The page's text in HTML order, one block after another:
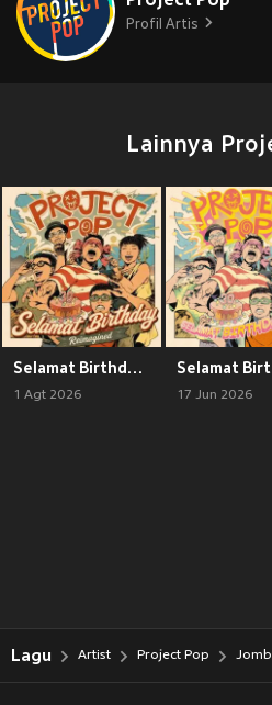
Profil Artis
Lainnya
Selamat Birthday (Reimagined)
1 Agt 2026
Selamat
17 Jun 2026
Lagu Artist Project Pop